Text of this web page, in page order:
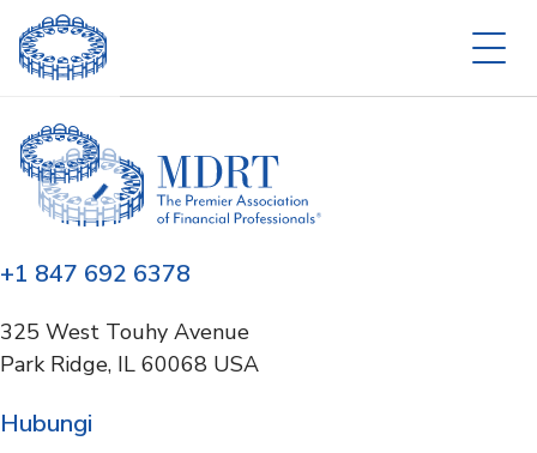
+1 847 692 6378
325 West Touhy Avenue
Park Ridge, IL 60068 USA
Hubungi